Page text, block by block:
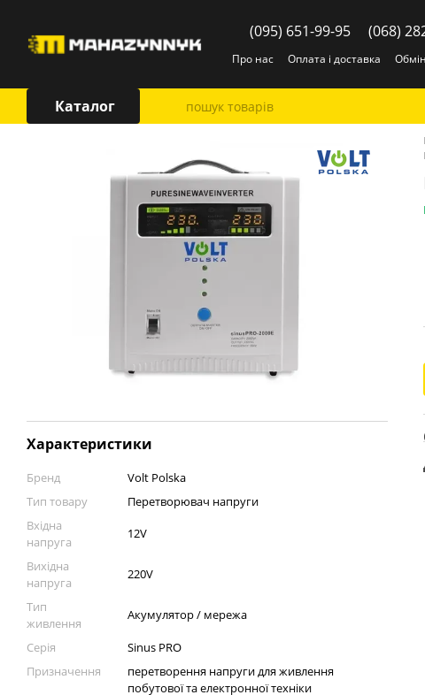
(095) 651-99-95 (068)
Про нас
Оплата і доставка
Каталог
Характеристики
Бренд
Volt Polska
Тип товару
Перетворювач напруги
Вхідна
напруга
12V
Вихідна
напруга
220V
Тип
живлення
Акумулятор / мережа
Серія
Sinus PRO
Призначення
перетворення напруги для живлення
побутової та електронної техніки